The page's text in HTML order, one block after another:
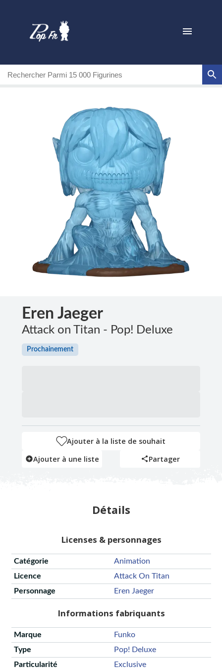
Eren Jaeger
Attack on Titan - Pop! Deluxe
Prochainement
Ajouter à la liste de souhait
Ajouter à une liste
Partager
Détails
Licenses & personnages
Catégorie
Animation
Licence
Attack On Titan
Personnage
Eren Jaeger
Informations fabriquants
Marque
Funko
Type
Pop! Deluxe
Particularité
Exclusive